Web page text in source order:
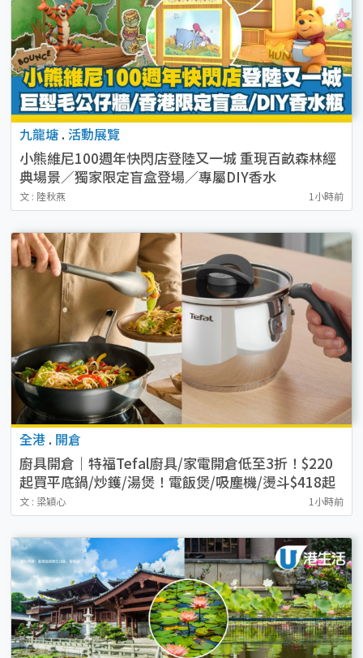
九龍塘 . 活動展覽
小熊維尼100週年快閃店登陸又一城 重現百畝森林經
典場景／獨家限定盲盒登場／專屬DIY香水
文 : 陸秋燕 1小時前
全港 . 開倉
廚具開倉｜特福Tefal廚具/家電開倉低至3折！$220
起買平底鍋/炒鑊/湯煲！電飯煲/吸塵機/燙斗$418起
文 : 梁穎心 1小時前